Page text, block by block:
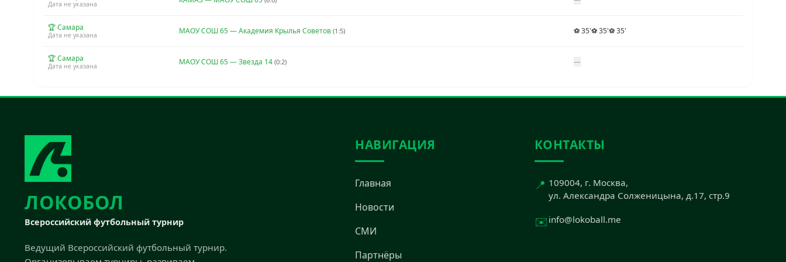
Дата не указана
🏆 Самара
Дата не указана МАОУ СОШ 65 — Академия Крылья Советов (1:5) ⚽ 35'⚽ 35'⚽ 35'
🏆 Самара
Дата не указана МАОУ СОШ 65 — Звезда 14 (0:2) —
ЛОКОБОЛ
Всероссийский футбольный турнир
Ведущий Всероссийский футбольный турнир.
НАВИГАЦИЯ
Главная
Новости
СМИ
Партнёры
КОНТАКТЫ
📍 109004, г. Москва,
ул. Александра Солженицына, д.17, стр.9
✉️ info@lokoball.me